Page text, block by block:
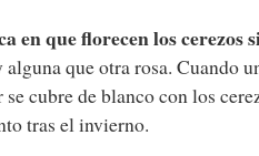
en que florecen los cerezos
que otra rosa. Cuando
cubre de blanco con los
tras el invierno.